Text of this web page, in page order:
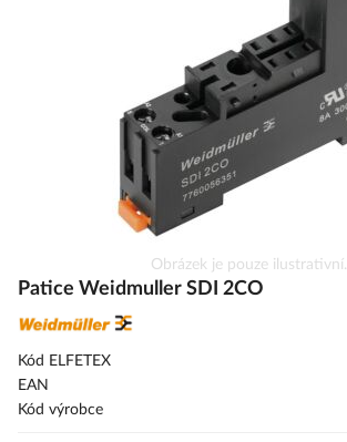
na
galerie
s
Obrázek je pouze ilustrativní.
Patice Weidmuller SDI 2CO
Kód ELFETEX
EAN
Kód výrobce